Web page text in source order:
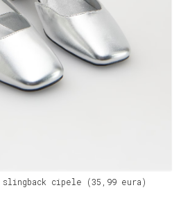
cipele (35,99 eura)